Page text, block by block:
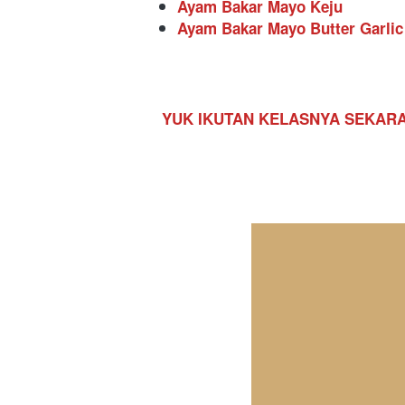
Ayam Bakar Mayo Keju
Ayam Bakar Mayo Butter Garlic
YUK IKUTAN KELASNYA